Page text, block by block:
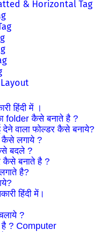
& Horizontal Tag
हिंदी में ।
folder कैसे बनाते है ?
देने वाला फोल्डर कैसे बनाये?
कैसे लगाये ?
बदले ?
कैसे बनाते है ?
है?
हिंदी में।
?
? Computer